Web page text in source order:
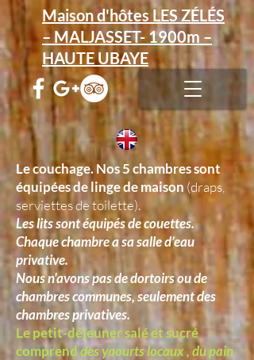
Maison d'hôtes LES ZÉLÉS
– MALJASSET- 1900m –
HAUTE UBAYE
Le couchage.Nos 5 chambres sont
équipées de linge de maison (draps,
serviettes de toilette).
Les lits sont équipés de couettes.
Chaque chambre a sa salle d’eau
privative.
Nous n'avons pas de dortoirs ou de
chambres communes, seulement des
chambres privatives.
Le petit-déjeuner salé et sucré
comprenddes yaourts locaux , du pain